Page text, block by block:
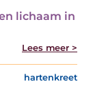
lichaam in
Lees meer >
hartenkreet